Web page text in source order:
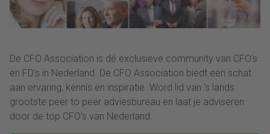
De CFO Association is dé exclusieve community van CFO's
en FD's in Nederland. De CFO Association biedt een schat
aan ervaring, kennis en inspiratie. Word lid van ‘s lands
grootste peer to peer adviesbureau en laat je adviseren
door de top CFO's van Nederland.